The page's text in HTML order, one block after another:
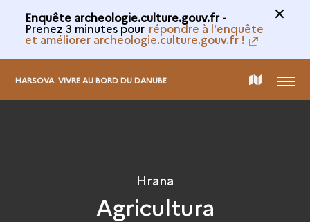
Enquête archeologie.culture.gouv.fr -
Prenez 3 minutes pour répondre à l'enquête
et améliorer archeologie.culture.gouv.fr !
HARSOVA. VIVRE AU BORD DU DANUBE CARTE MENIU
Hrana
Agricultura